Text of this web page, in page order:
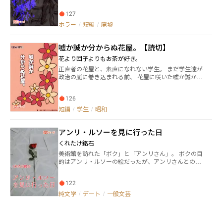
ム。」とだけ書かれた奇妙な募集を見つける。 仕事の
内容を確認し５日間で100万円という破格の報酬に目
ほしいので今からこちらにこれますか？」と言われた
馬宮が向かうと出迎えた担当者の仁礼野は夜間警備の
マニュアルなるものを出してきて……。
127
ホラー / 短編 / 廃墟
嘘か誠か分からぬ花屋。【読切】
花より団子よりもお茶が好き。
正直者の花屋と、素直になれない学生。 まだ学生達が
政治の嵐に巻き込まれる前、 花屋に咲いた嘘か誠か分
126
短編 / 学生 / 昭和
アンリ・ルソーを見に行った日
くれたけ銘石
美術館を訪れた「ボク」と「アンリさん」。 ボクの目
的はアンリ・ルソーの絵だったが、アンリさんとの何
リさんの手を握る。 これは、孤独の中に小さな希望を
見出した、かつてのボクの日記である。
122
純文学 / デート / 一般文芸